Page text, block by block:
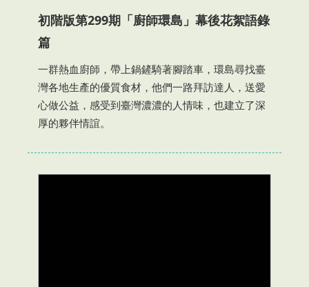
初階版第299期「廚師環島」幕後花絮語錄
篇
一群熱血廚師，帶上鍋鏟騎著腳踏車，環島尋找臺
灣各地生產的優質食材，他們一路拜訪達人，送愛
心做公益，感受到臺灣濃濃的人情味，也建立了深
厚的夥伴情誼。